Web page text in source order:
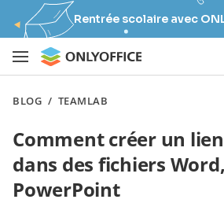
Rentrée scolaire avec
BLOG / TEAMLAB
Comment créer un
dans des fichiers
PowerPoint